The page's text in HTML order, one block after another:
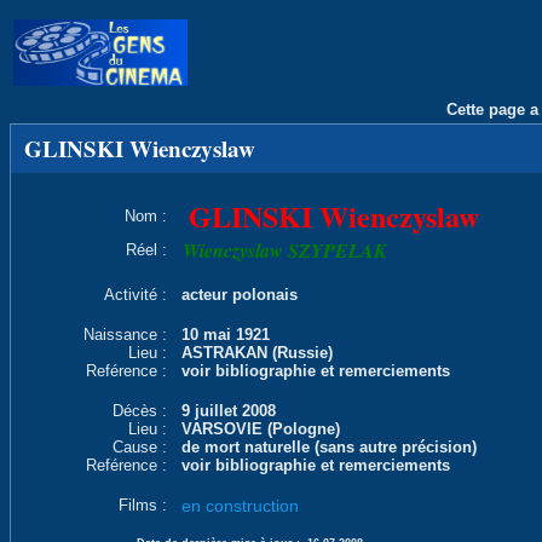
Cette page
GLINSKI Wienczyslaw
Nom : GLINSKI Wienczyslaw
Réel : Wienczyslaw SZYPELAK
Activité : acteur polonais
Naissance :
10 mai 1921
Lieu :
ASTRAKAN (Russie)
Reférence :
voir bibliographie et remerciements
Décès :
9 juillet 2008
Lieu :
VARSOVIE (Pologne)
Cause :
de mort naturelle (sans autre précision)
Reférence :
voir bibliographie et remerciements
Films : en construction